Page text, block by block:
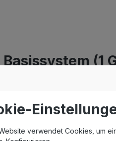
(1
verwendet Cookies, um